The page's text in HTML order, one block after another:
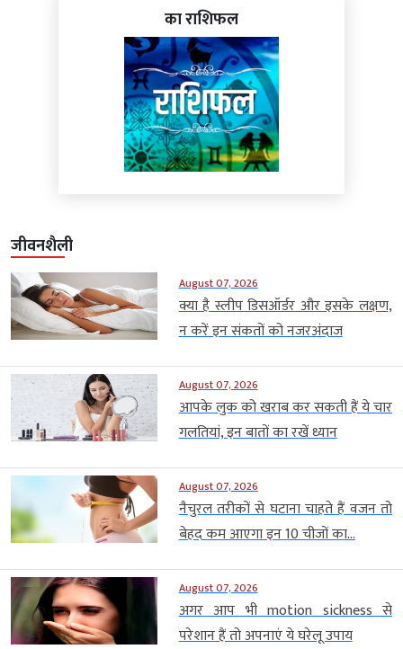
का राशिफल
जीवनशैली
August 07, 2026
क्या है स्लीप डिसऑर्डर और इसके लक्षण,
न करें इन संकतों को नजरअंदाज
August 07, 2026
आपके लुक को खराब कर सकती हैं ये चार
गलतियां, इन बातों का रखें ध्यान
August 07, 2026
नैचुरल तरीकों से घटाना चाहते हैं वजन तो
बेहद कम आएगा इन 10 चीजों का...
August 07, 2026
अगर आप भी motion sickness से
परेशान हैं तो अपनाएं ये घरेलू उपाय